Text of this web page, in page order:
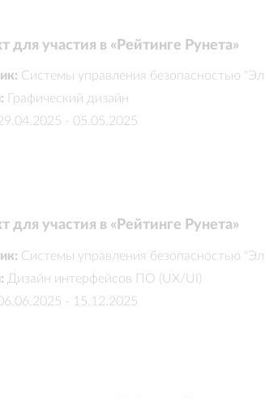
для участия в «Рейтинге Рунета»
Системы управления безопасностью
Графический дизайн
- 05.05.2025
для участия в «Рейтинге Рунета»
Системы управления безопасностью
Дизайн интерфейсов ПО (UX/UI)
- 15.12.2025